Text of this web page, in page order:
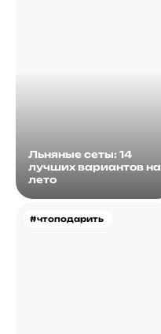
Льняные сеты: 14
лучших вариантов на
лето
#чтоподарить